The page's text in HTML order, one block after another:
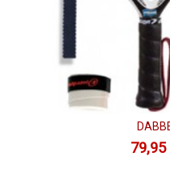
La firma Dabber
cuenta con
Una es la línea Europea,
EUPHORIA, MAX D4, PRISMA
línea Argentina con los
ROBER10, GRAN
los mejores materiales para
gomas EVA, para crear
mayor facilidad y mayor79,95